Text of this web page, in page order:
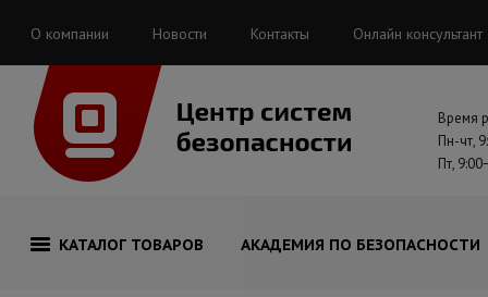
О компании Новости Контакты Онлайн консультант
Время
Пн-чт,
Пт,
КАТАЛОГ ТОВАРОВ АКАДЕМИЯ ПО БЕЗОПАСНОСТИ